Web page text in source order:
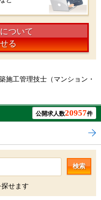
ついて
る
施工管理技士（マンション・
公開求人数20957件
検索
せます